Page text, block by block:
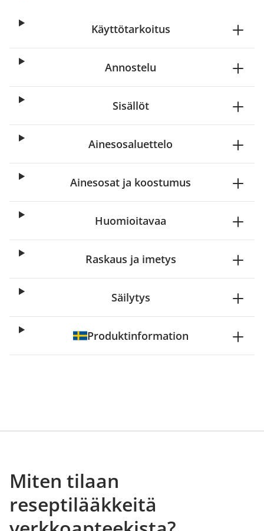
Käyttötarkoitus
Annostelu
Sisällöt
Ainesosaluettelo
Ainesosat ja koostumus
Huomioitavaa
Raskaus ja imetys
Säilytys
Produktinformation
Miten tilaan
reseptilääkkeitä